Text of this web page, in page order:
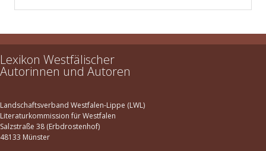
Lexikon Westfälischer
Autorinnen und Autoren
Landschaftsverband Westfalen-Lippe (LWL)
Literaturkommission für Westfalen
Salzstraße 38 (Erbdrostenhof)
48133 Münster